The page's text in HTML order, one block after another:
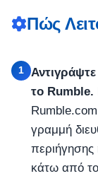
Πώς
1
το Rumble.
γραμμή
περιήγησης
κάτω από